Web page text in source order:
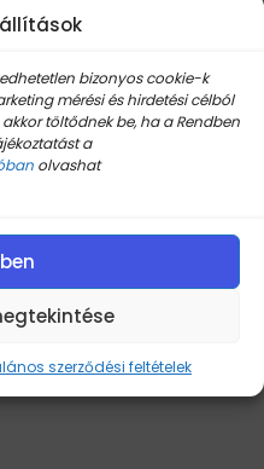
bizonyos cookie-k
mérési és hirdetési célból
töltődnek be, ha a Rendben
a
olvashat
szerződési feltételek
telefonokhoz stb.
a „HÍVÁS” gombra az
csörögjön, így
rendelkezik és
a hiányzó tárgyak
telefonokat.